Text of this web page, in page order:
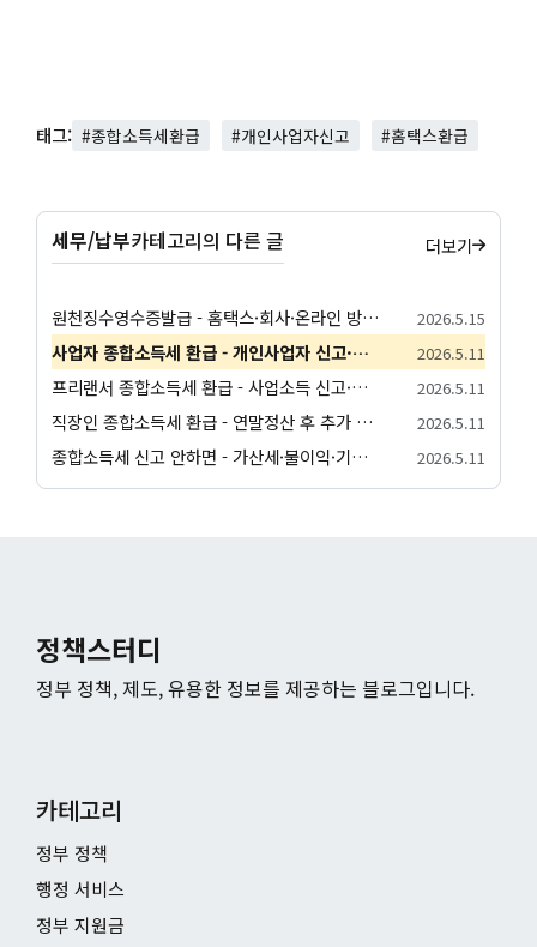
태그: #종합소득세환급 #개인사업자신고 #홈택스환급
세무/납부카테고리의 다른 글 더보기
원천징수영수증발급 - 홈택스·회사·온라인 방법 안내 2026.5.15
사업자 종합소득세 환급 - 개인사업자 신고·환급 조건 정리 2026.5.11
프리랜서 종합소득세 환급 - 사업소득 신고·환급 절차 안내 2026.5.11
직장인 종합소득세 환급 - 연말정산 후 추가 환급 받는 법 2026.5.11
종합소득세 신고 안하면 - 가산세·불이익·기한 후 신고 안내 2026.5.11
정책스터디
정부 정책, 제도, 유용한 정보를 제공하는 블로그입니다.
카테고리
정부 정책
행정 서비스
정부 지원금